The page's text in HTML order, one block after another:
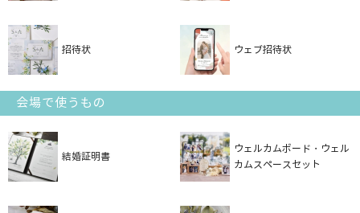
招待状 ウェブ招待状
会場で使うもの
結婚証明書
ウェルカムボード・ウェル
カムスペースセット